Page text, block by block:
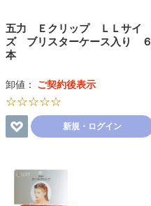
五力 Ｅクリップ ＬＬサイ
ズ ブリスターケース入り ６
本
卸値： ご契約後表示
☆☆☆☆☆
新規・ログイン